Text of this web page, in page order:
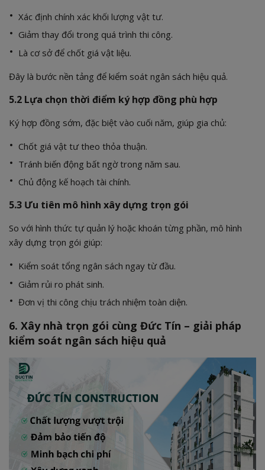
Xác định chính xác khối lượng vật tư.
Giảm thay đổi trong quá trình thi công.
Là cơ sở để chốt giá vật liệu.
Đây là bước nền tảng để kiểm soát ngân sách hiệu quả.
5.2 Lựa chọn thời điểm ký hợp đồng phù hợp
Ký hợp đồng sớm, đặc biệt vào cuối năm, giúp gia chủ:
Chốt giá vật tư theo thỏa thuận.
Tránh biến động bất ngờ trong năm sau.
Chủ động kế hoạch tài chính.
5.3 Ưu tiên mô hình xây dựng trọn gói
So với hình thức tự quản lý hoặc khoán từng phần, mô hình
xây dựng trọn gói giúp:
Kiểm soát tổng ngân sách ngay từ đầu.
Giảm rủi ro phát sinh.
Đơn vị thi công chịu trách nhiệm toàn diện.
6. Xây nhà trọn gói cùng Đức Tín – giải pháp
kiểm soát ngân sách hiệu quả